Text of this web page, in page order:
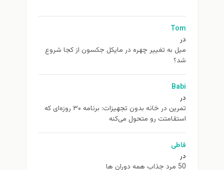
Tom
در
ميل به تغيير چهره در مایکل جکسون از كجا شروع
شد؟
Babi
در
تمرین در خانه بدون تجهیزات: برنامه ۳۰ روزه‌ای که
استقامتت رو متحول می‌کنه
فاطی
در
50 مرد جذاب همه دوران ها